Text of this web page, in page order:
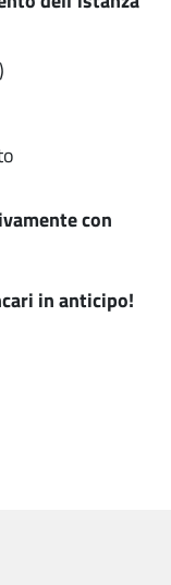
con
in anticipo!